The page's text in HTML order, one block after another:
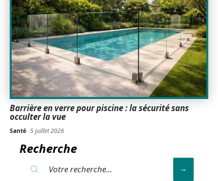
Barrière en verre pour piscine : la sécurité sans
occulter la vue
Santé 5 juillet 2026
Recherche